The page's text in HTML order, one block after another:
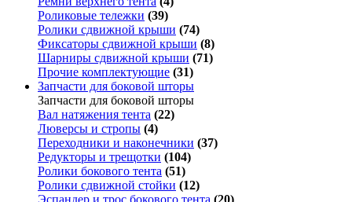
Роликовые тележки (39)
Ролики сдвижной крыши (74)
Фиксаторы сдвижной крыши (8)
Шарниры сдвижной крыши (71)
Прочие комплектующие (31)
Запчасти для боковой шторы
Запчасти для боковой шторы
Вал натяжения тента (22)
Люверсы и стропы (4)
Переходники и наконечники (37)
Редукторы и трещотки (104)
Ролики бокового тента (51)
Ролики сдвижной стойки (12)
Эспандер и трос бокового тента (20)